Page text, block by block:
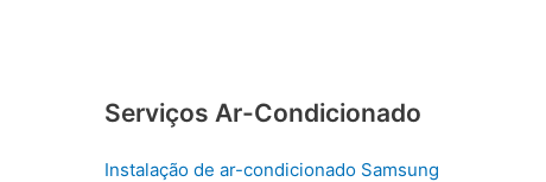
Serviços Ar-Condicionado
Instalação de ar-condicionado Samsung